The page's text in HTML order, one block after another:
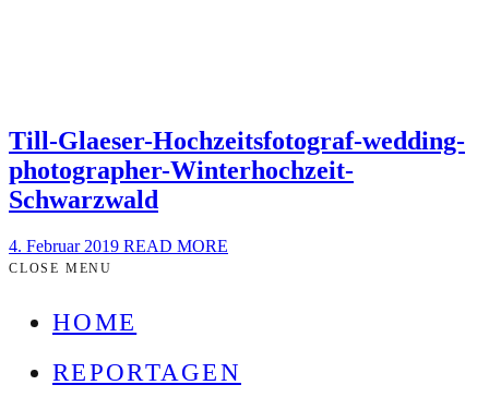
Till-Glaeser-Hochzeitsfotograf-wedding-
photographer-Winterhochzeit-
Schwarzwald
4. Februar 2019 READ MORE
CLOSE MENU
HOME
REPORTAGEN